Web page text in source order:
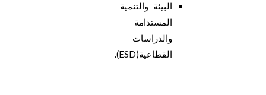
البيئة والتنمية
المستدامة
والدراسات
القطاعية(ESD).